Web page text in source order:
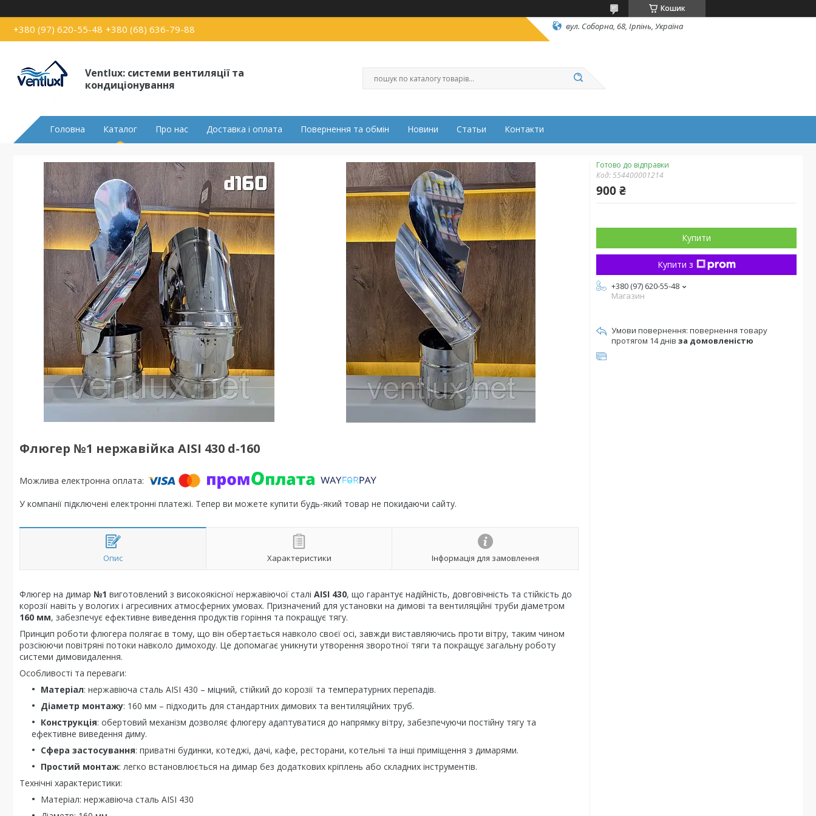
Кошик
+380 (97) 620-55-48 +380 (68) 636-79-88 вул. Соборна, 68, Ірпінь, Україна
Ventlux: системи вентиляції та
кондиціонування
Головна Каталог Про нас Доставка і оплата Повернення та обмін Новини Статьи Контакти
Флюгер №1 нержавійка AISI 430 d-160
У компанії підключені електронні платежі. Тепер ви можете купити будь-який товар не покидаючи сайту.
Опис Характеристики Інформація для замовлення
Флюгер на димар №1 виготовлений з високоякісної нержавіючої сталі AISI 430, що гарантує надійність, довговічність та стійкість до
корозії навіть у вологих і агресивних атмосферних умовах. Призначений для установки на димові та вентиляційні труби діаметром
160 мм, забезпечує ефективне виведення продуктів горіння та покращує тягу.
Принцип роботи флюгера полягає в тому, що він обертається навколо своєї осі, завжди виставляючись проти вітру, таким чином
розсіюючи повітряні потоки навколо димоходу. Це допомагає уникнути утворення зворотної тяги та покращує загальну роботу
системи димовидалення.
Особливості та переваги:
Матеріал: нержавіюча сталь AISI 430 – міцний, стійкий до корозії та температурних перепадів.
Діаметр монтажу: 160 мм – підходить для стандартних димових та вентиляційних труб.
Конструкція: обертовий механізм дозволяє флюгеру адаптуватися до напрямку вітру, забезпечуючи постійну тягу та
ефективне виведення диму.
Сфера застосування: приватні будинки, котеджі, дачі, кафе, ресторани, котельні та інші приміщення з димарями.
Простий монтаж: легко встановлюється на димар без додаткових кріплень або складних інструментів.
Технічні характеристики:
Матеріал: нержавіюча сталь AISI 430
Готово до відправки
Код:554400001214
900 ₴
Купити
Купити з
+380 (97) 620-55-48
Магазин
повернення товару
протягом 14 днів за домовленістю